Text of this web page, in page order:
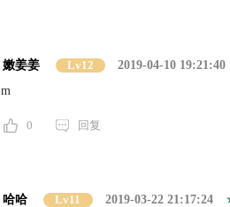
嫩姜姜 Lv12
2019-04-10 19:21:40
m
0 回复
哈哈 Lv11
2019-03-22 21:17:24